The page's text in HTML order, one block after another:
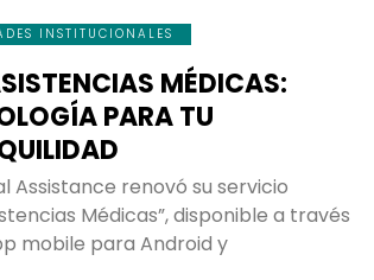
INSTITUCIONALES
MÉDICAS:
PARA TU
Assistance renovó su servicio
Médicas”, disponible a través
mobile para Android y